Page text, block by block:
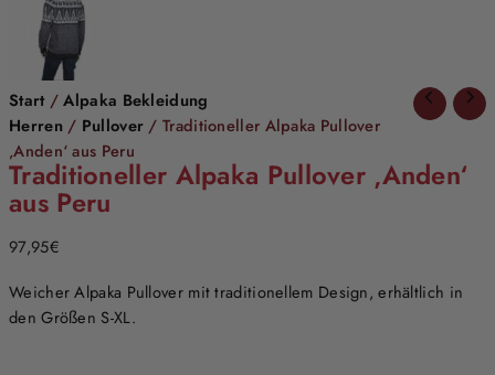
Start /Alpaka Bekleidung
Herren / Pullover / Traditioneller Alpaka Pullover
‚Anden‘ aus Peru
Traditioneller Alpaka Pullover ‚Anden‘
aus Peru
97,95€
Weicher Alpaka Pullover mit traditionellem Design, erhältlich in
den Größen S-XL.